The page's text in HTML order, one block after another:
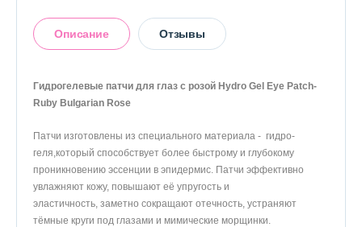
Контактная информация
Телефон Whats’APP
Описание Отзывы
Гидрогелевые патчи для глаз с розой Hydro Gel Eye Patch-
Ruby Bulgarian Rose
Патчи изготовлены из специального материала - гидро-
геля,который способствует более быстрому и глубокому
проникновению эссенции в эпидермис. Патчи эффективно
увлажняют кожу, повышают её упругость и
эластичность, заметно сокращают отечность, устраняют
тёмные круги под глазами и мимические морщинки.